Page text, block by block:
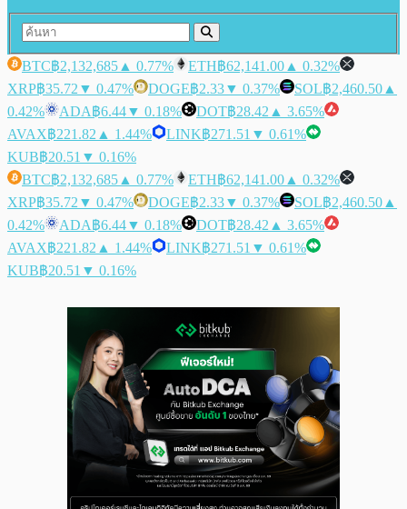
BTC฿2,132,685 ▲ 0.77% ETH฿62,141.00 ▲ 0.32%
XRP฿35.72 ▼ 0.47% DOGE฿2.33▼ 0.37% SOL฿2,460.50 ▲
0.42%
ADA฿6.44▼ 0.18% DOT฿28.42 ▲ 3.65%
AVAX฿221.82 ▲ 1.44% LINK฿271.51 ▼ 0.61%
KUB฿20.51 ▼ 0.16%
BTC฿2,132,685 ▲ 0.77% ETH฿62,141.00 ▲ 0.32%
XRP฿35.72 ▼ 0.47% DOGE฿2.33▼ 0.37% SOL฿2,460.50 ▲
0.42%
ADA฿6.44▼ 0.18% DOT฿28.42 ▲ 3.65%
AVAX฿221.82 ▲ 1.44% LINK฿271.51 ▼ 0.61%
KUB฿20.51 ▼ 0.16%